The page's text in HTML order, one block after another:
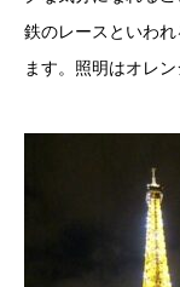
鉄のレースといわ
ます。照明はオレ